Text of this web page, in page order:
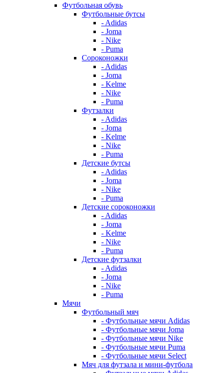
Футбольная обувь
Футбольные бутсы
- Adidas
- Joma
- Nike
- Puma
Сороконожки
- Adidas
- Joma
- Kelme
- Nike
- Puma
Футзалки
- Adidas
- Joma
- Kelme
- Nike
- Puma
Детские бутсы
- Adidas
- Joma
- Nike
- Puma
Детские сороконожки
- Adidas
- Joma
- Kelme
- Nike
- Puma
Детские футзалки
- Adidas
- Joma
- Nike
- Puma
Мячи
Футбольный мяч
- Футбольные мячи Adidas
- Футбольные мячи Joma
- Футбольные мячи Nike
- Футбольные мячи Puma
- Футбольные мячи Select
Мяч для футзала и мини-футбола